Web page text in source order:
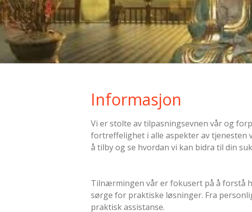
Informasjon
Vi er stolte av tilpasningsevnen vår og
fortreffelighet i alle aspekter av tjenesten
å tilby og se hvordan vi kan bidra til din
Tilnærmingen vår er fokusert på å forstå
sørge for praktiske løsninger. Fra
praktisk assistanse.